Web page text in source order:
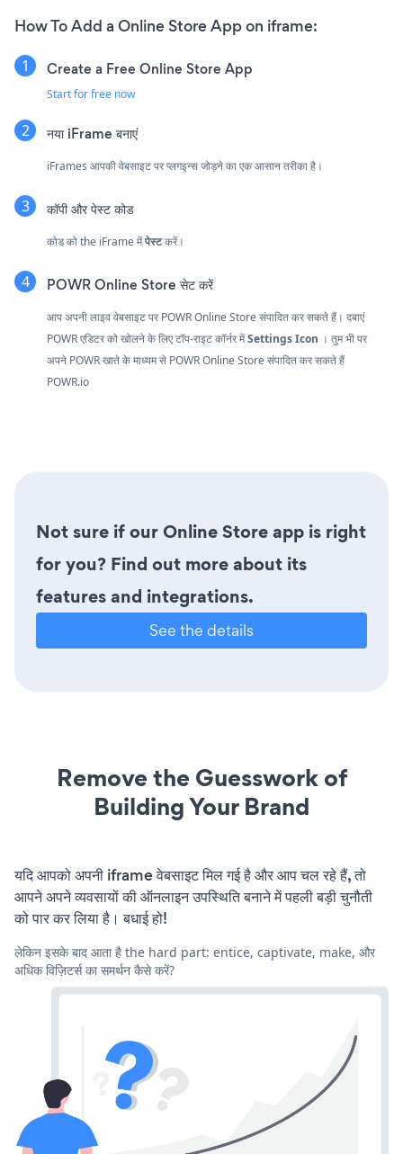
How To Add a Online Store App on iframe:
Create a Free Online Store App
Start for free now
नया iFrame बनाएं
iFrames आपकी वेबसाइट पर प्लगइन्स जोड़ने का एक आसान तरीका है।
कॉपी और पेस्ट कोड
कोड को the iFrame मेंपेस्टकरें।
POWR Online Store सेट करें
आप अपनी लाइव वेबसाइट पर POWR Online Store संपादित कर सकते हैं। दबाएं
POWR एडिटर को खोलने के लिए टॉप-राइट कॉर्नर मेंSettings Icon । तुम भी पर
अपने POWR खाते के माध्यम से POWR Online Store संपादित कर सकते हैं
POWR.io
Not sure if our Online Store app is right
for you? Find out more about its
features and integrations.
See the details
Remove the Guesswork of
Building Your Brand
यदि आपको अपनी iframe वेबसाइट मिल गई है और आप चल रहे हैं, तो
आपने अपने व्यवसायों की ऑनलाइन उपस्थिति बनाने में पहली बड़ी चुनौती
को पार कर लिया है। बधाई हो!
लेकिन इसके बाद आता है the hard part: entice, captivate, make, और
अधिक विज़िटर्स का समर्थन कैसे करें?